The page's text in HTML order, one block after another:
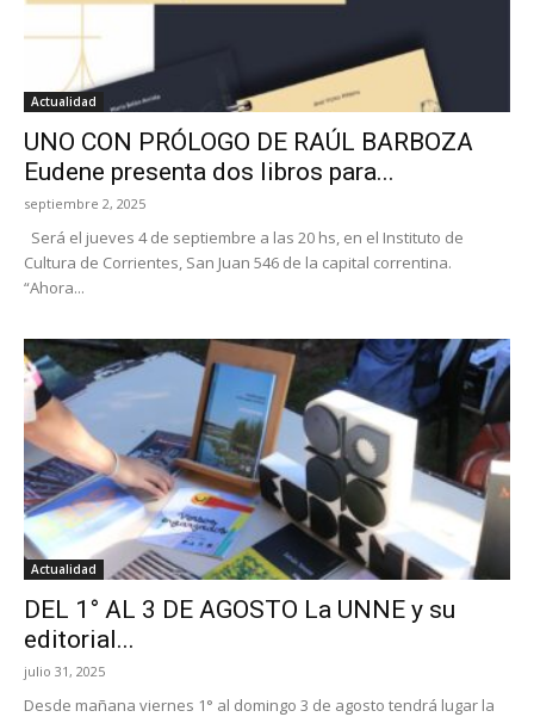
Actualidad
UNO CON PRÓLOGO DE RAÚL BARBOZA
Eudene presenta dos libros para...
septiembre 2, 2025
Será el jueves 4 de septiembre a las 20 hs, en el Instituto de
Cultura de Corrientes, San Juan 546 de la capital correntina.
“Ahora...
Actualidad
DEL 1° AL 3 DE AGOSTO La UNNE y su
editorial...
julio 31, 2025
Desde mañana viernes 1° al domingo 3 de agosto tendrá lugar la